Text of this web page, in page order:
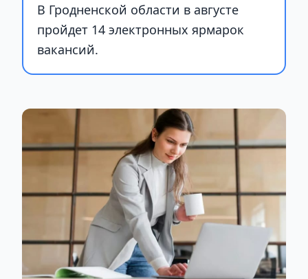
В Гродненской области в августе
пройдет 14 электронных ярмарок
вакансий.